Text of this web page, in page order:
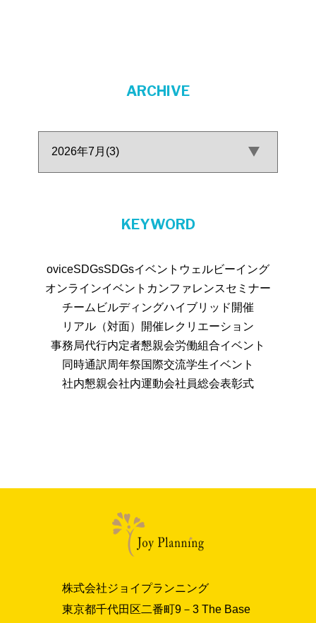
ARCHIVE
KEYWORD
oviceSDGsSDGsイベント ウェルビーイング
オンラインイベント カンファレンスセミナー
チームビルディングハイブリッド開催
リアル（対面）開催レクリエーション
事務局代行内定者懇親会労働組合イベント
同時通訳 周年祭国際交流学生イベント
社内懇親会社内運動会社員総会表彰式
株式会社ジョイプランニング
東京都千代田区二番町9－3 The Base